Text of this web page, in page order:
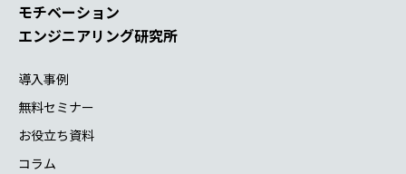
モチベーション
エンジニアリング研究所
導入事例
無料セミナー
お役立ち資料
コラム